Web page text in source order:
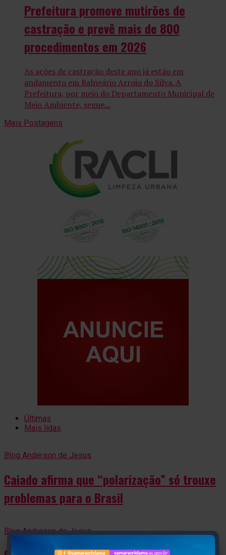
Prefeitura promove mutirões de
castração e prevê mais de 800
procedimentos em 2026
As ações de castração deste ano já estão em
andamento em Balneário Arroio do Silva. A
Prefeitura, por meio do Departamento Municipal de
Meio Ambiente, segue...
Mais Postagens
Últimas
Mais lidas
Blog Anderson de Jesus
Caiado afirma que “polarização” só trouxe
problemas para o Brasil
Blog Anderson de Jesus